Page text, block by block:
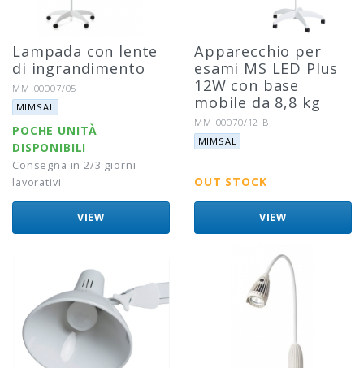
Lampada con lente
di ingrandimento
Riferimento:
MM-00007/05
Marca:
MIMSAL
POCHE UNITÀ
DISPONIBILI
Consegna in 2/3 giorni
lavorativi
VIEW
Apparecchio per
esami MS LED Plus
12W con base
mobile da 8,8 kg
Riferimento:
MM-00070/12-B
Marca:
MIMSAL
OUT STOCK
VIEW